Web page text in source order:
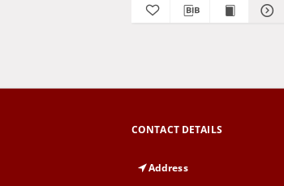
CONTACT DETAILS
Address